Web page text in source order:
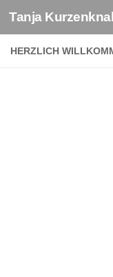
Zum Inhalt
Tanja
HERZLICH